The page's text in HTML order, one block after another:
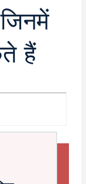
हैं